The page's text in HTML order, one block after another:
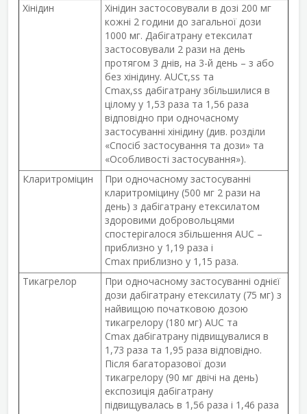
Хінідин
Хінідин застосовували в дозі 200 мг
кожні 2 години до загальної дози
1000 мг. Дабігатрану етексилат
застосовували 2 рази на день
протягом 3 днів, на 3-й день – з або
без хінідину. AUCτ,ss та
Cmax,ss дабігатрану збільшилися в
цілому у 1,53 раза та 1,56 раза
відповідно при одночасному
застосуванні хінідину (див. розділи
«Спосіб застосування та дози» та
«Особливості застосування»).
Кларитроміцин
При одночасному застосуванні
кларитроміцину (500 мг 2 рази на
день) з дабігатрану етексилатом
здоровими добровольцями
спостерігалося збільшення AUC –
приблизно у 1,19 раза і
Cmax приблизно у 1,15 раза.
Тикагрелор
При одночасному застосуванні однієї
дози дабігатрану етексилату (75 мг) з
найвищою початковою дозою
тикагрелору (180 мг) AUC та
Cmax дабігатрану підвищувалися в
1,73 раза та 1,95 раза відповідно.
Після багаторазової дози
тикагрелору (90 мг двічі на день)
експозиція дабігатрану
підвищувалась в 1,56 раза і 1,46 раза